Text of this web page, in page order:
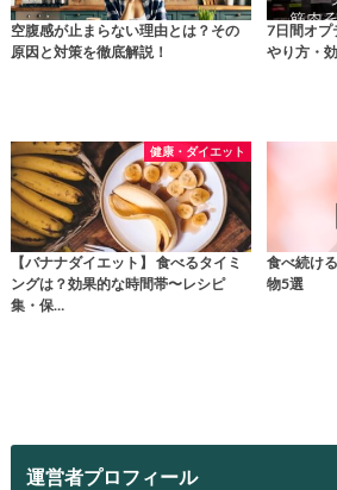
空腹感が止まらない理由とは？その
原因と対策を徹底解説！
7日間オプ
やり方・
健康・ダイエット
【バナナダイエット】 食べるタイミ
ングは？効果的な時間帯〜レシピ
集・保…
食べ続け
物5選
運営者プロフィール